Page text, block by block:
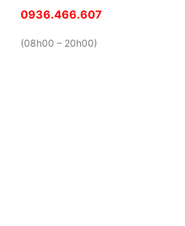
0936.466.607
(08h00 – 20h00)